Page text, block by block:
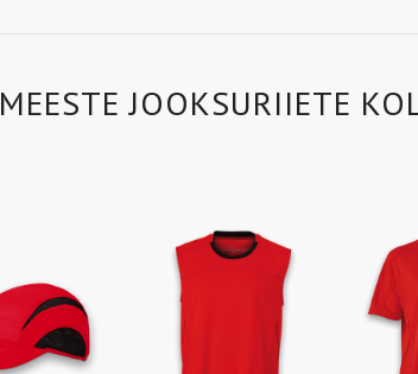
MEESTE JOOKSURIIETE